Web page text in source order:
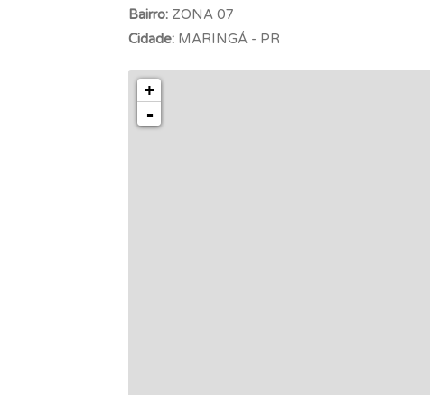
Bairro: ZONA 07
Cidade: MARINGÁ - PR
+
-